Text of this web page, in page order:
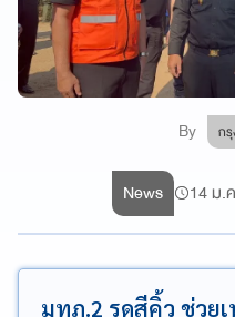
By ก
News 14 ม.
มทภ.2 รุดสีคิ้ว ช่วย